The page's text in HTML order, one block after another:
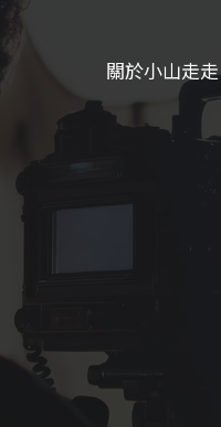
關於小山走走